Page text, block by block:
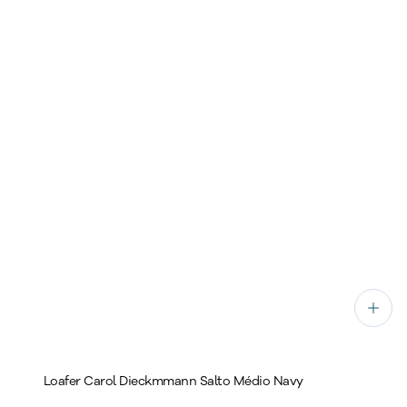
Loafer Carol Dieckmmann Salto Médio Navy